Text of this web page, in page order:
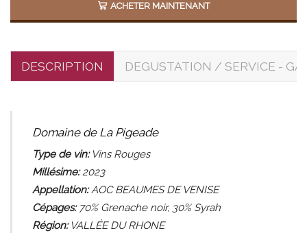
ACHETER MAINTENANT
DESCRIPTION DEGUSTATION / SERVICE -
Domaine de La Pigeade
Type de vin: Vins Rouges
Millésime:2023
Appellation:AOC BEAUMES DE VENISE
Cépages:70% Grenache noir, 30% Syrah
Région: VALLÉE DU RHONE